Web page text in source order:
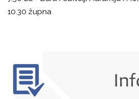
10.30 župna